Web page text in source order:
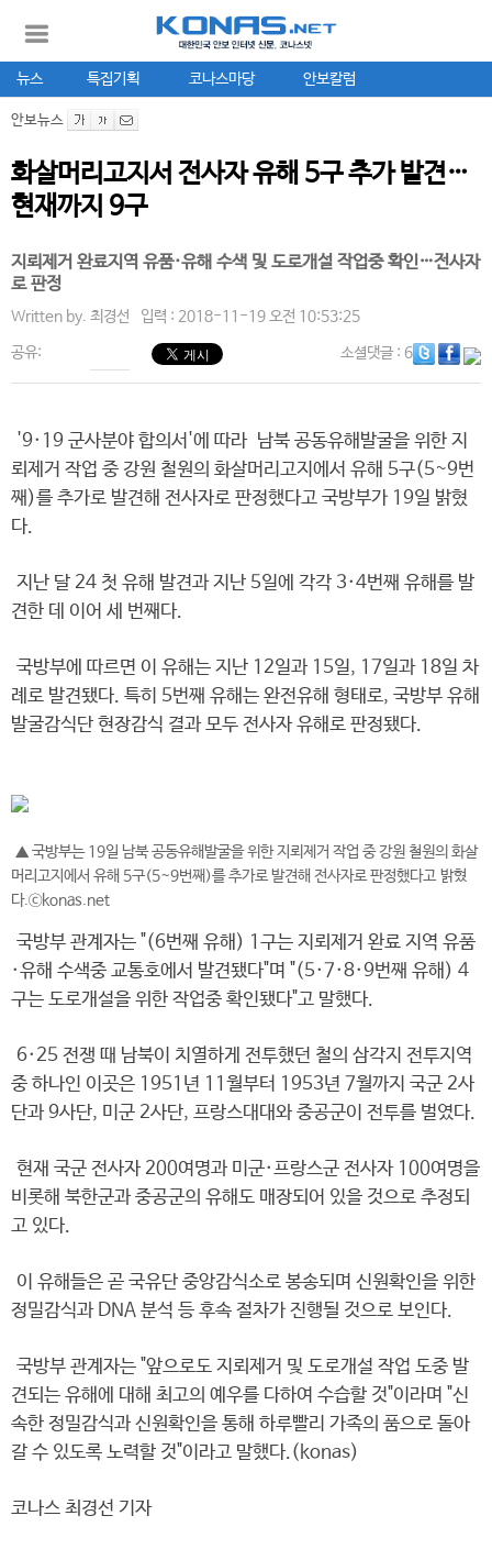
뉴스 특집기획 코나스마당 안보칼럼
안보뉴스
화살머리고지서 전사자 유해 5구 추가 발견…
현재까지 9구
지뢰제거 완료지역 유품·유해 수색 및 도로개설 작업중 확인…전사자
로 판정
Written by. 최경선 입력 : 2018-11-19 오전 10:53:25
공유: 소셜댓글: 6
'9·19 군사분야 합의서'에 따라 남북 공동유해발굴을 위한 지
뢰제거 작업 중 강원 철원의 화살머리고지에서 유해 5구(5~9번
째)를 추가로 발견해 전사자로 판정했다고 국방부가 19일 밝혔
다.
지난 달 24 첫 유해 발견과 지난 5일에 각각 3·4번째 유해를 발
견한 데 이어 세 번째다.
국방부에 따르면 이 유해는 지난 12일과 15일, 17일과 18일 차
례로 발견됐다. 특히 5번째 유해는 완전유해 형태로, 국방부 유해
발굴감식단 현장감식 결과 모두 전사자 유해로 판정됐다.
▲ 국방부는 19일 남북 공동유해발굴을 위한 지뢰제거 작업 중 강원 철원의 화살
머리고지에서 유해 5구(5~9번째)를 추가로 발견해 전사자로 판정했다고 밝혔
다.ⓒkonas.net
국방부 관계자는 "(6번째 유해) 1구는 지뢰제거 완료 지역 유품
·유해 수색중 교통호에서 발견됐다"며 "(5·7·8·9번째 유해) 4
구는 도로개설을 위한 작업중 확인됐다"고 말했다.
6·25 전쟁 때 남북이 치열하게 전투했던 철의 삼각지 전투지역
중 하나인 이곳은 1951년 11월부터 1953년 7월까지 국군 2사
단과 9사단, 미군 2사단, 프랑스대대와 중공군이 전투를 벌였다.
현재 국군 전사자 200여명과 미군·프랑스군 전사자 100여명을
비롯해 북한군과 중공군의 유해도 매장되어 있을 것으로 추정되
고 있다.
이 유해들은 곧 국유단 중앙감식소로 봉송되며 신원확인을 위한
정밀감식과 DNA 분석 등 후속 절차가 진행될 것으로 보인다.
국방부 관계자는 "앞으로도 지뢰제거 및 도로개설 작업 도중 발
견되는 유해에 대해 최고의 예우를 다하여 수습할 것"이라며 "신
속한 정밀감식과 신원확인을 통해 하루빨리 가족의 품으로 돌아
갈 수 있도록 노력할 것"이라고 말했다.(konas)
코나스 최경선 기자